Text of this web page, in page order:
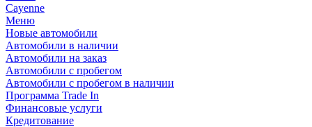
Cayenne
Меню
Новые автомобили
Автомобили в наличии
Автомобили на заказ
Автомобили с пробегом
Автомобили с пробегом в наличии
Программа Trade In
Финансовые услуги
Кредитование